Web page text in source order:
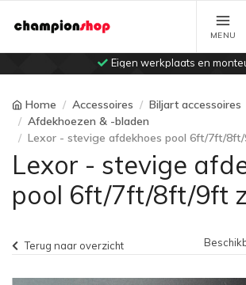
Eigen werkplaats en
MENU
Home Accessoires
Biljart accessoires
Afdekhoezen & -bladen
Lexor - stevige afdekhoes pool 6ft/7ft/
Lexor - stevige
pool 6ft/7ft/8ft/9ft
Terug naar overzicht